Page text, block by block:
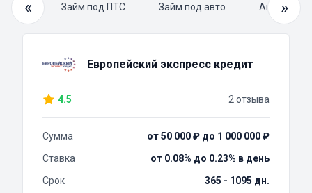
«
займ Займ под ПТС Займ под авто »
Европейский экспресс кредит
4.5 2 отзыва
Сумма
от 50 000 ₽ до 1 000 000 ₽
Ставка
от 0.08% до 0.23% в день
Срок
365 - 1095 дн.